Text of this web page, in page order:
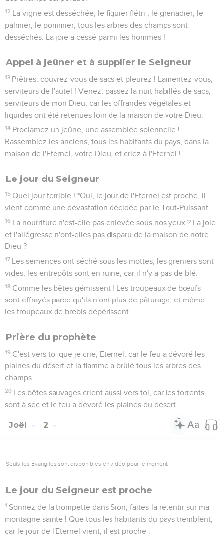
12 La vigne est desséchée, le figuier flétri ; le grenadier, le
palmier, le pommier, tous les arbres des champs sont
desséchés. La joie a cessé parmi les hommes !
Appel à jeûner et à supplier le Seigneur
13 Prêtres, couvrez-vous de sacs et pleurez ! Lamentez-vous,
serviteurs de l'autel ! Venez, passez la nuit habillés de sacs,
serviteurs de mon Dieu, car les offrandes végétales et
liquides ont été retenues loin de la maison de votre Dieu.
14 Proclamez un jeûne, une assemblée solennelle !
Rassemblez les anciens, tous les habitants du pays, dans la
maison de l'Eternel, votre Dieu, et criez à l'Eternel !
Le jour du Seigneur
15 Quel jour terrible ! *Oui, le jour de l'Eternel est proche, il
vient comme une dévastation décidée par le Tout-Puissant.
16 La nourriture n'est-elle pas enlevée sous nos yeux ? La joie
et l'allégresse n'ont-elles pas disparu de la maison de notre
Dieu ?
17 Les semences ont séché sous les mottes, les greniers sont
vides, les entrepôts sont en ruine, car il n'y a pas de blé.
18 Comme les bêtes gémissent ! Les troupeaux de bœufs
sont effrayés parce qu'ils n'ont plus de pâturage, et même
les troupeaux de brebis dépérissent.
Prière du prophète
19 C'est vers toi que je crie, Eternel, car le feu a dévoré les
plaines du désert et la flamme a brûlé tous les arbres des
champs.
20 Les bêtes sauvages crient aussi vers toi, car les torrents
sont à sec et le feu a dévoré les plaines du désert.
Joël 2
Seuls les Évangiles sont disponibles en vidéo pour le moment.
Le jour du Seigneur est proche
1 Sonnez de la trompette dans Sion, faites-la retentir sur ma
montagne sainte ! Que tous les habitants du pays tremblent,
car le jour de l'Eternel vient, il est proche :